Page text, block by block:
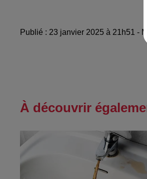
Publié : 23 janvier 2025 à 21h51 -
À découvrir